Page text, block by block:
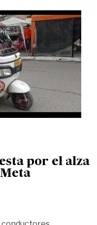
por el alza